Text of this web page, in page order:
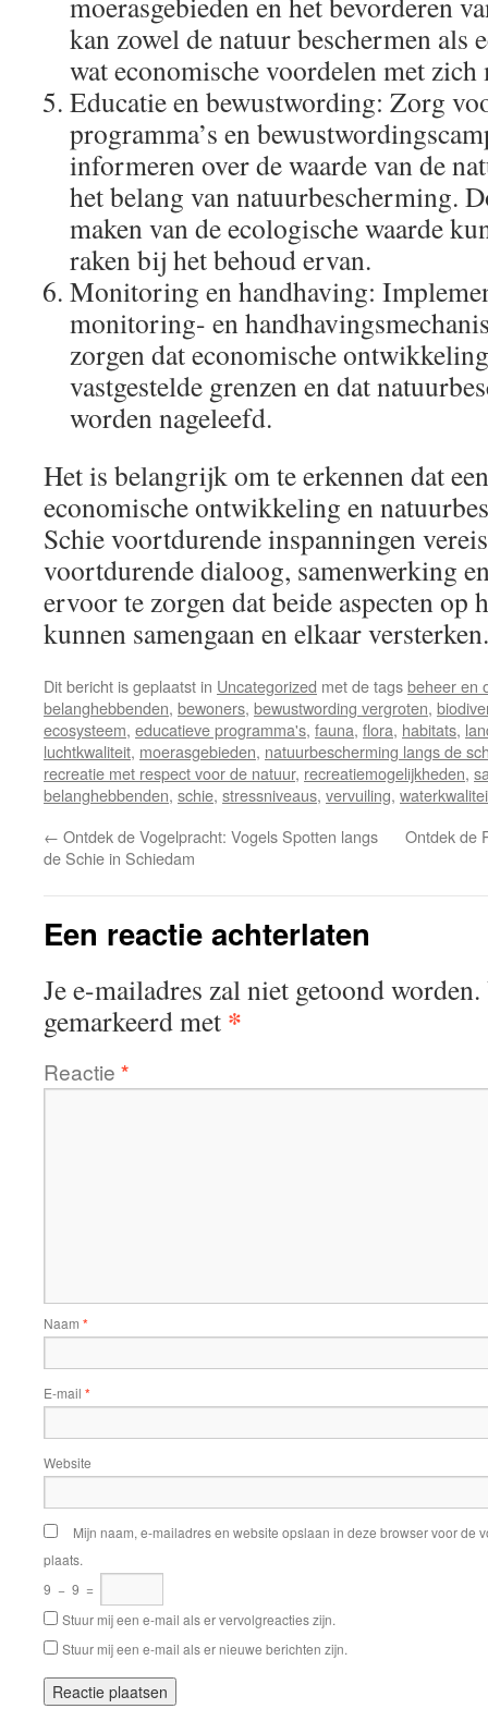
kan zowel de natuur beschermen als
wat economische voordelen met zich
Educatie en bewustwording: Zorg
programma’s en
informeren over de waarde van de
het belang van natuurbescherming.
maken van de ecologische waarde
raken bij het behoud ervan.
Monitoring en handhaving:
monitoring- en
zorgen dat economische
vastgestelde grenzen en dat
worden nageleefd.
Het is belangrijk om te erkennen dat
economische ontwikkeling en
Schie voortdurende inspanningen
voortdurende dialoog, samenwerking
ervoor te zorgen dat beide aspecten op
kunnen samengaan en elkaar versterken.
Dit bericht is geplaatst in Uncategorized met de tagsbeheer en
belanghebbenden, bewoners, bewustwording vergroten,
ecosysteem, educatieve programma's, fauna, flora, habitats,
luchtkwaliteit, moerasgebieden, natuurbescherming langs de
recreatie met respect voor de natuur, recreatiemogelijkheden,
belanghebbenden, schie, stressniveaus, vervuiling,
← Ontdek de Vogelpracht: Vogels Spotten langs
de Schie in Schiedam
Ontdek de
Een reactie achterlaten
Je e-mailadres zal niet getoond worden.
gemarkeerd met *
Reactie *
Naam *
E-mail *
Website
Mijn naam, e-mailadres en website opslaan in deze browser voor de
plaats.
9 − 9 =
Stuur mij een e-mail als er vervolgreacties zijn.
Stuur mij een e-mail als er nieuwe berichten zijn.